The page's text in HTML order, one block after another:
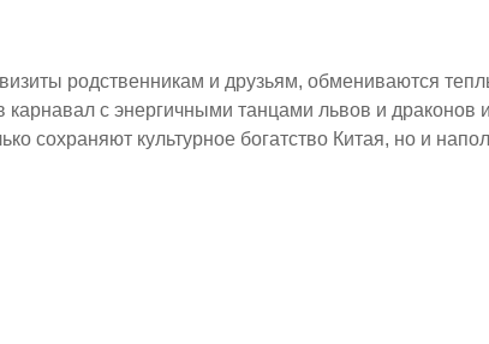
родственникам и друзьям, обмениваются
с энергичными танцами львов и драконов
сохраняют культурное богатство Китая, но и